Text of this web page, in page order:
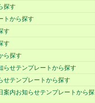
探す
トから探す
す
す
ら探す
らせテンプレートから探す
せテンプレートから探す
案内お知らせテンプレートから探